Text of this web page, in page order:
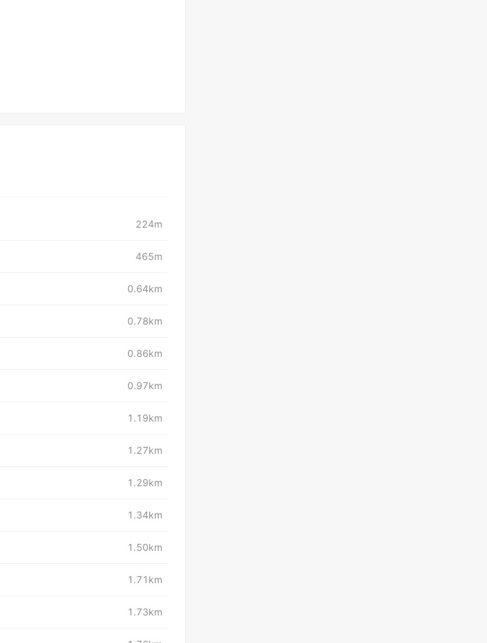
224m
465m
0.64km
0.78km
0.86km
0.97km
1.19km
1.27km
1.29km
1.34km
1.50km
1.71km
1.73km